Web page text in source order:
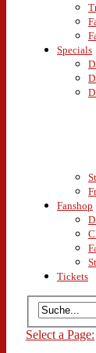
Specials
Fanshop
Tickets
Select a Page: